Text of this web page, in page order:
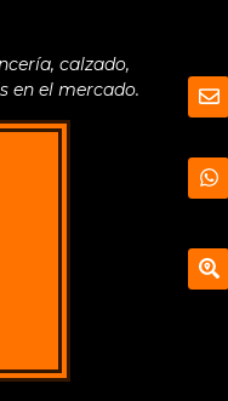
calzado,
en el mercado.